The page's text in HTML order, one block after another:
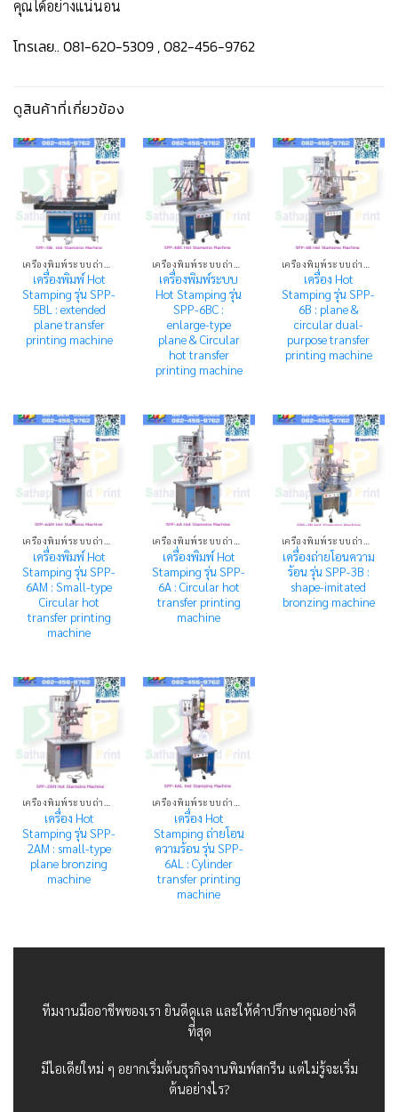
คุณได้อย่างแน่นอน
โทรเลย.. 081-620-5309 , 082-456-9762
ดูสินค้าที่เกี่ยวข้อง
เครื่องพิมพ์ Hot
Stamping รุ่น SPP-
5BL : extended
plane transfer
printing machine
เครื่องพิมพ์ระบบ
Hot Stamping รุ่น
SPP-6BC :
enlarge-type
plane & Circular
hot transfer
printing machine
เครื่อง Hot
Stamping รุ่น SPP-
6B : plane &
circular dual-
purpose transfer
printing machine
เครื่องพิมพ์ Hot
Stamping รุ่น SPP-
6AM : Small-type
Circular hot
transfer printing
machine
เครื่องพิมพ์ Hot
Stamping รุ่น SPP-
6A : Circular hot
transfer printing
machine
เครื่องถ่ายโอนความ
ร้อน รุ่น SPP-3B :
shape-imitated
bronzing machine
เครื่อง Hot
Stamping รุ่น SPP-
2AM : small-type
plane bronzing
machine
เครื่อง Hot
Stamping ถ่ายโอน
ความร้อน รุ่น SPP-
6AL : Cylinder
transfer printing
machine
ทีมงานมืออาชีพของเรา ยินดีดูเเล และให้คำปรึกษาคุณอย่างดี
ที่สุด
มีไอเดียใหม่ ๆ อยากเริ่มต้นธุรกิจงานพิมพ์สกรีน แต่ไม่รู้จะเริ่ม
ต้นอย่างไร?